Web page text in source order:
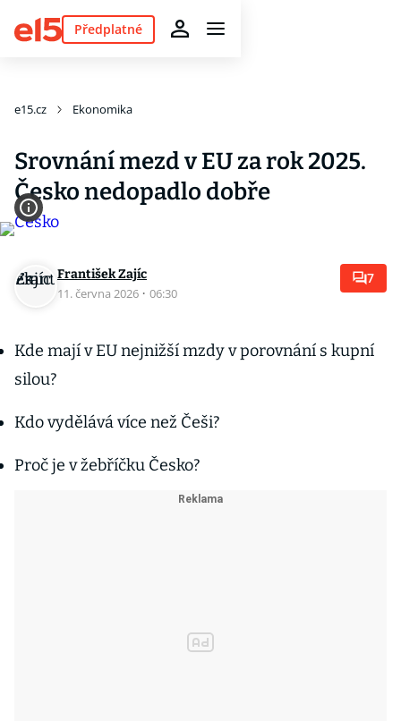
Předplatné
e15.cz Ekonomika
Srovnání mezd v EU za rok 2025.
Česko nedopadlo dobře
František Zajíc
11. června 2026 · 06:30
7
Kde mají v EU nejnižší mzdy v porovnání s kupní
silou?
Kdo vydělává více než Češi?
Proč je v žebříčku Česko?